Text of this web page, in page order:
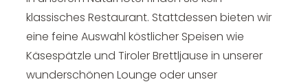
klassisches Restaurant. Stattdessen bieten wir
eine feine Auswahl köstlicher Speisen wie
Käsespätzle und Tiroler Brettljause in unserer
wunderschönen Lounge oder unser